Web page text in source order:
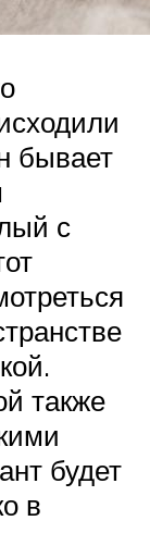
бывает
с
также
будет
в